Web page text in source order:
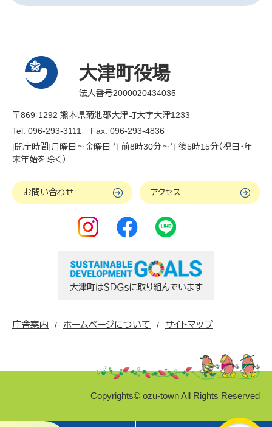
大津町役場
法人番号2000020434035
〒869-1292 熊本県菊池郡大津町大字大津1233
Tel. 096-293-3111
Fax. 096-293-4836
[開庁時間]月曜日～金曜日 午前8時30分～午後5時15分（祝日・年
末年始を除く）
お問い合わせ アクセス
庁舎案内 ホームページについて サイトマップ
Copyrights© ozu-town All Rights Reserved